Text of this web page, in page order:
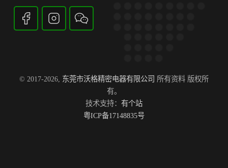
© 2017-2026, 东莞市沃格精密电器有限公司 所有资料 版权所
有。
技术支持： 有个站
粤ICP备17148835号